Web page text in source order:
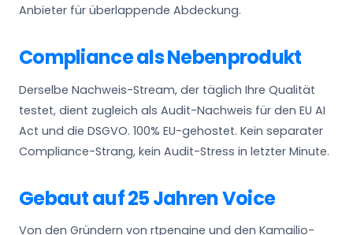
Anbieter für überlappende Abdeckung.
Compliance als Nebenprodukt
Derselbe Nachweis-Stream, der täglich Ihre Qualität
testet, dient zugleich als Audit-Nachweis für den EU AI
Act und die DSGVO. 100% EU-gehostet. Kein separater
Compliance-Strang, kein Audit-Stress in letzter Minute.
Gebaut auf 25 Jahren Voice
Von den Gründern von rtpengine und den Kamailio-